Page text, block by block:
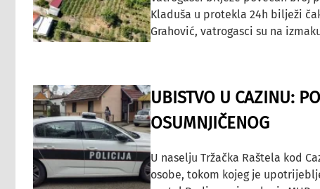
Kladuša u protekla 24h bilježi
Grahović, vatrogasci su na
UBISTVO U CAZINU:
OSUMNJIČENOG
U naselju Tržačka Raštela kod
osobe, tokom kojeg je